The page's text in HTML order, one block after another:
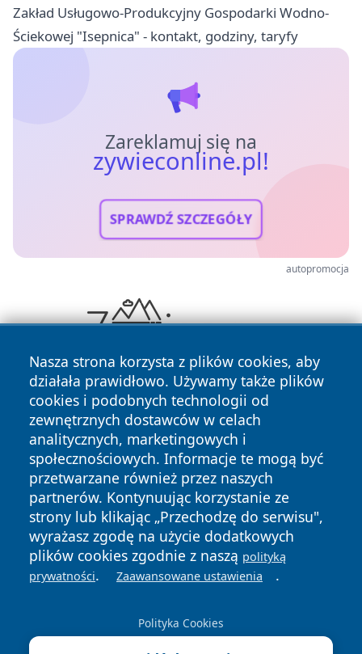
Zakład Usługowo-Produkcyjny Gospodarki Wodno-
Ściekowej "Isepnica" - kontakt, godziny, taryfy
Zareklamuj się na
zywieconline.pl!
SPRAWDŹ SZCZEGÓŁY
autopromocja
Nasza strona korzysta z plików cookies, aby
działała prawidłowo. Używamy także plików
cookies i podobnych technologii od
zewnętrznych dostawców w celach
analitycznych, marketingowych i
społecznościowych. Informacje te mogą być
przetwarzane również przez naszych
partnerów. Kontynuując korzystanie ze
strony lub klikając „Przechodzę do serwisu",
wyrażasz zgodę na użycie dodatkowych
plików cookies zgodnie z naszą polityką
prywatności. Zaawansowane ustawienia .
Polityka Cookies
Copyright © 2026 zywieconline.pl Wszystkie prawa
zastrzeżone.
News Autorzy
Polityka
Prywatności
Polityka
Cookies